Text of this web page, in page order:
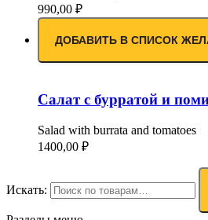
990,00 ₽
ДОБАВИТЬ В СПИСОК
Салат с бурратой и
Salad with burrata and tomatoes
1400,00 ₽
Искать: